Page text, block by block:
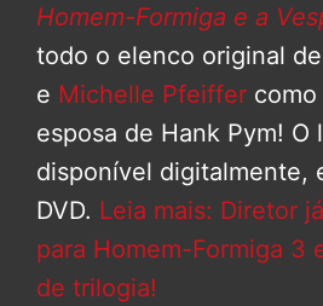
Homem-Formiga e a
todo o elenco original
e Michelle Pfeiffer
esposa de Hank Pym! O
disponível digitalmente,
DVD. Leia mais: Diretor
para Homem-Formiga 3
de trilogia!